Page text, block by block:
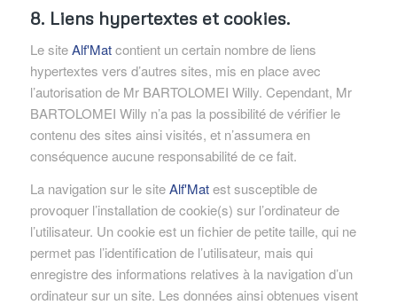
8. Liens hypertextes et cookies.
Le siteAlf'Matcontient un certain nombre de liens
hypertextes vers d’autres sites, mis en place avec
l’autorisation de Mr BARTOLOMEI Willy. Cependant, Mr
BARTOLOMEI Willy n’a pas la possibilité de vérifier le
contenu des sites ainsi visités, et n’assumera en
conséquence aucune responsabilité de ce fait.
La navigation sur le siteAlf'Matest susceptible de
provoquer l’installation de cookie(s) sur l’ordinateur de
l’utilisateur. Un cookie est un fichier de petite taille, qui ne
permet pas l’identification de l’utilisateur, mais qui
enregistre des informations relatives à la navigation d’un
ordinateur sur un site. Les données ainsi obtenues visent